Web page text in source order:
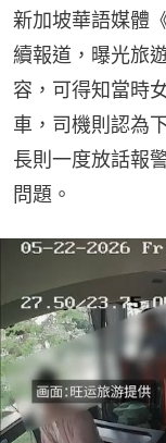
新加坡華語媒體
續報道，曝光旅
容，可得知當時
車，司機則認為
長則一度放話報
問題。